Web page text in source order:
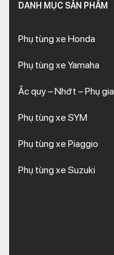
DANH MỤC SẢN PHẨM
Phụ tùng xe Honda
Phụ tùng xe Yamaha
Ắc quy – Nhớt – Phụ gia
Phụ tùng xe SYM
Phụ tùng xe Piaggio
Phụ tùng xe Suzuki